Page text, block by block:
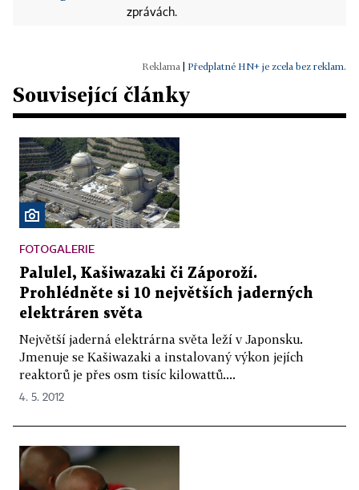
zprávách.
Předplatné HN+ je zcela bez reklam.
Související články
FOTOGALERIE
Palulel, Kašiwazaki či Záporoží.
Prohlédněte si 10 největších jaderných
elektráren světa
Největší jaderná elektrárna světa leží v Japonsku.
Jmenuje se Kašiwazaki a instalovaný výkon jejích
reaktorů je přes osm tisíc kilowattů....
4. 5. 2012